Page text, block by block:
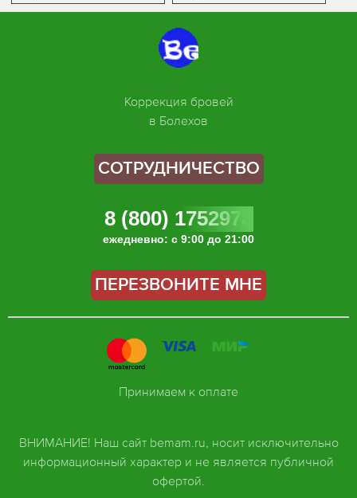
Коррекция бровей
в Болехов
СОТРУДНИЧЕСТВО
8 (800) 1752978
ежедневно: с 9:00 до 21:00
ПЕРЕЗВОНИТЕ МНЕ
ВНИМАНИЕ! Наш сайт bemam.ru, носит исключительно
информационный характер и не является публичной
офертой.
Принимаем к оплате